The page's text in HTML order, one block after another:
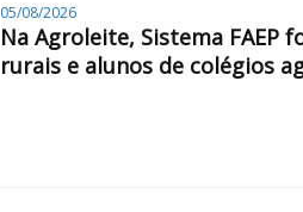
05/08/2026
Na Agroleite, Sistema
rurais e alunos de colégios